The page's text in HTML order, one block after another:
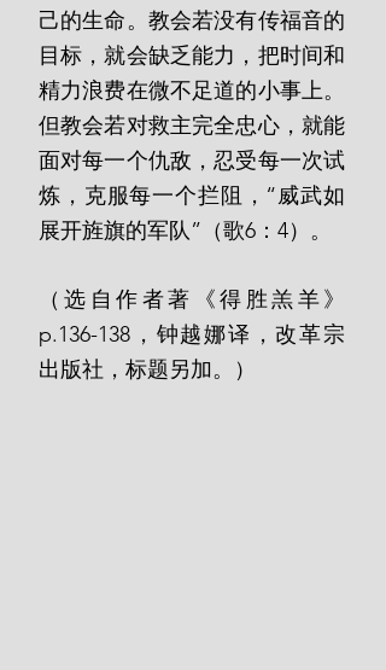
己的生命。教会若没有传福音的
目标，就会缺乏能力，把时间和
精力浪费在微不足道的小事上。
但教会若对救主完全忠心，就能
面对每一个仇敌，忍受每一次试
炼，克服每一个拦阻，“威武如
展开旌旗的军队”（歌6：4）。
（选自作者著《得胜羔羊》
p.136-138，钟越娜译，改革宗
出版社，标题另加。）